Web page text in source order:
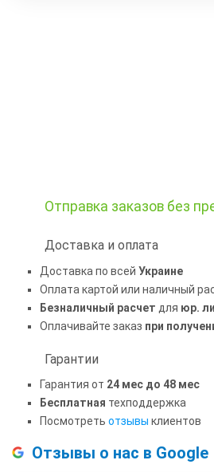
Отправка заказов без
Доставка и оплата
Доставка по всей Украине
Оплата картой или наличный
Безналичный расчет для юр.
Оплачивайте заказ при
Гарантии
Гарантия от 24 мес до 48 мес
Бесплатная техподдержка
Посмотреть отзывы клиентов
Отзывы о нас в Google